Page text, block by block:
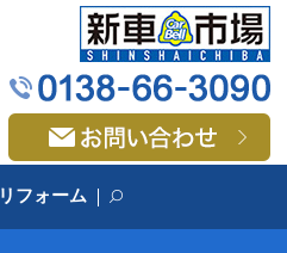
リフォーム search